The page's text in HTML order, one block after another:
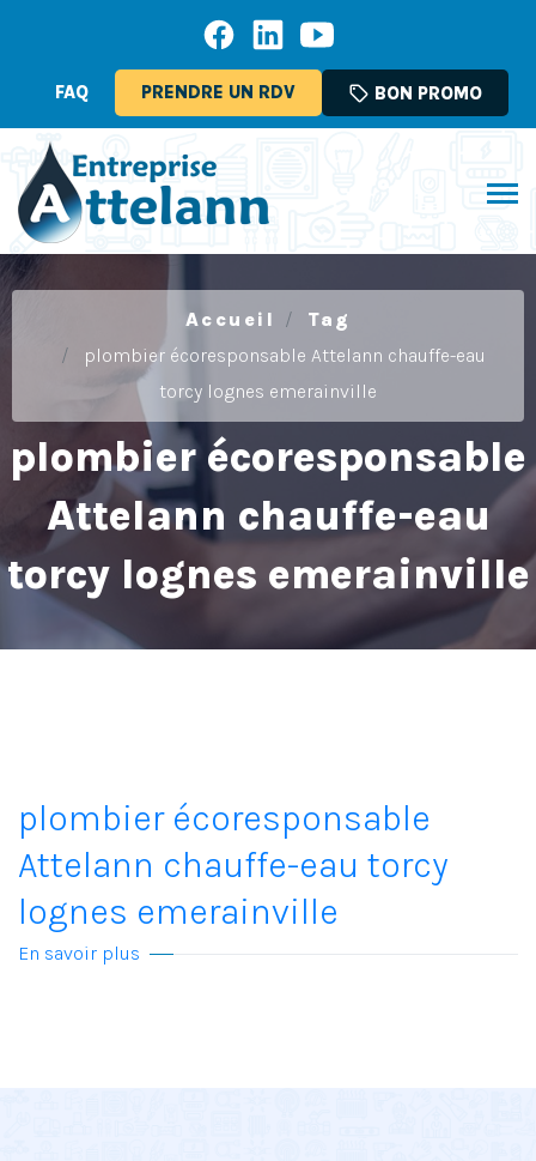
FAQ PRENDRE UN RDV sell BON PROMO
Accueil
Tag
plombier écoresponsable Attelann chauffe-eau
torcy lognes emerainville
plombier écoresponsable
Attelann chauffe-eau
torcy lognes emerainville
plombier écoresponsable
Attelann chauffe-eau torcy
lognes emerainville
En savoir plus